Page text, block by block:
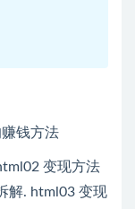
变现方法
解. html03 变现